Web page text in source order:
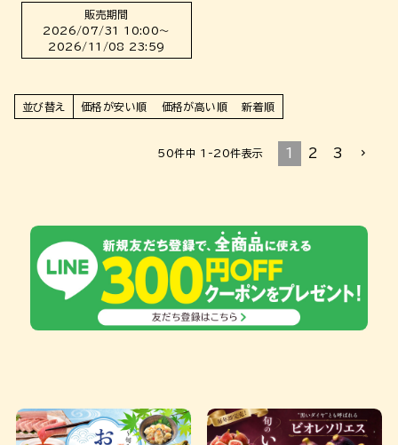
販売期間
2026/07/31 10:00〜
2026/11/08 23:59
並び替え 価格が安い順 価格が高い順 新着順
50件中 1 -20件表示 1 2 3